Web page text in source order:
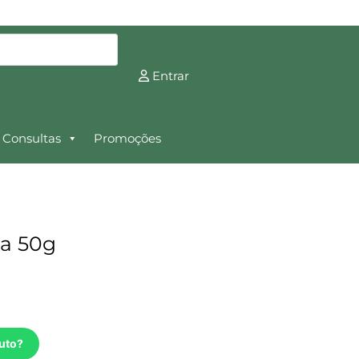
Entrar
Consultas Promoções
50g